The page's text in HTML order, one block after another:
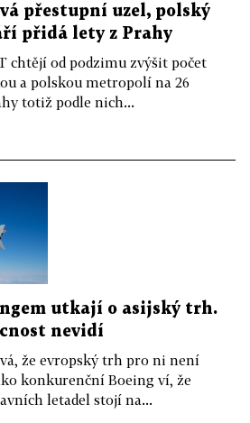
přestupní uzel, polský
přidá lety z Prahy
chtějí od podzimu zvýšit počet
a polskou metropolí na 26
totiž podle nich...
utkají o asijský trh.
nevidí
že evropský trh pro ni není
konkurenční Boeing ví, že
letadel stojí na...